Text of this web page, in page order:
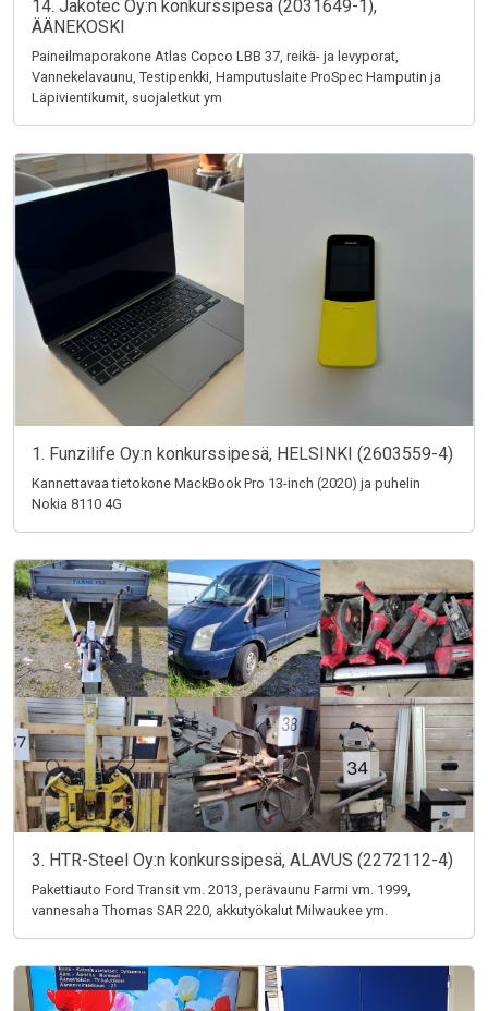
14. Jakotec Oy:n konkurssipesä (2031649-1),
ÄÄNEKOSKI
Paineilmaporakone Atlas Copco LBB 37, reikä- ja levyporat,
Vannekelavaunu, Testipenkki, Hamputuslaite ProSpec Hamputin ja
Läpivientikumit, suojaletkut ym
1. Funzilife Oy:n konkurssipesä, HELSINKI (2603559-4)
Kannettavaa tietokone MackBook Pro 13-inch (2020) ja puhelin
Nokia 8110 4G
3. HTR-Steel Oy:n konkurssipesä, ALAVUS (2272112-4)
Pakettiauto Ford Transit vm. 2013, perävaunu Farmi vm. 1999,
vannesaha Thomas SAR 220, akkutyökalut Milwaukee ym.